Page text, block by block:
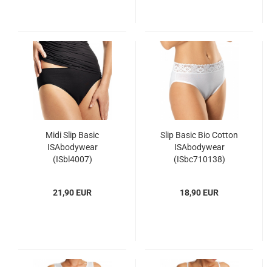
Midi Slip Basic
ISAbodywear
(ISbl4007)
21,90 EUR
Slip Basic Bio Cotton
ISAbodywear
(ISbc710138)
18,90 EUR